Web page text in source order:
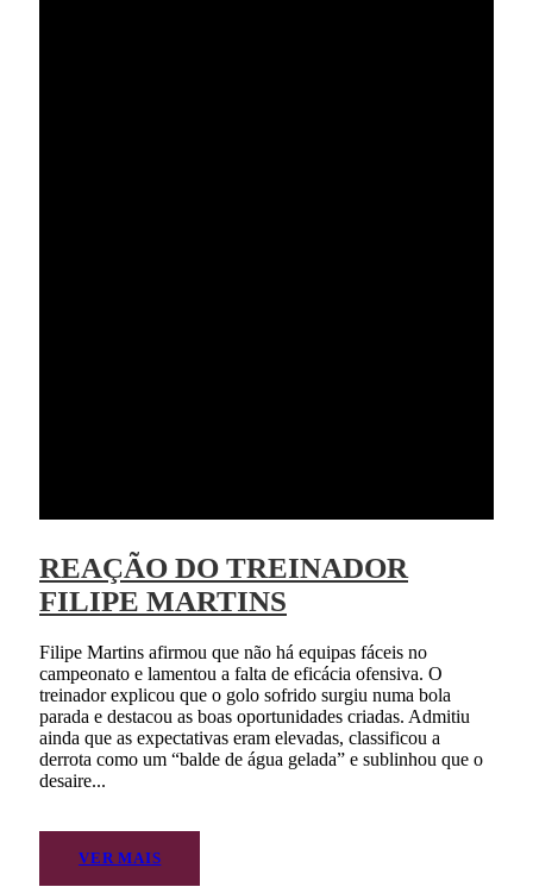
REAÇÃO DO TREINADOR
FILIPE MARTINS
Filipe Martins afirmou que não há equipas fáceis no
campeonato e lamentou a falta de eficácia ofensiva. O
treinador explicou que o golo sofrido surgiu numa bola
parada e destacou as boas oportunidades criadas. Admitiu
ainda que as expectativas eram elevadas, classificou a
derrota como um “balde de água gelada” e sublinhou que o
desaire...
VER MAIS